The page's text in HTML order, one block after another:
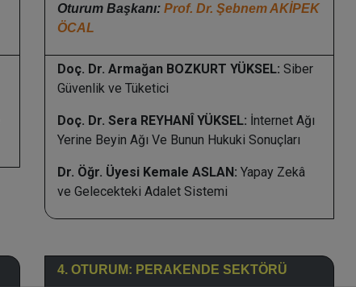
Oturum Başkanı:Prof. Dr. Şebnem AKİPEK
ÖCAL
Doç. Dr. Armağan BOZKURT YÜKSEL: Siber
Güvenlik ve Tüketici
Doç. Dr. Sera REYHANÎ YÜKSEL: İnternet Ağı
Yerine Beyin Ağı Ve Bunun Hukuki Sonuçları
Dr. Öğr. Üyesi Kemale ASLAN: Yapay Zekâ
ve Gelecekteki Adalet Sistemi
4. OTURUM: PERAKENDE SEKTÖRÜ